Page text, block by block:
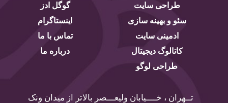
طراحی سایت
سئو و بهینه سازی
ادمینی سایت
کاتالوگ دیجیتال
طراحی لوگو
گوگل ادز
اینستاگرام
تماس با ما
درباره ما
تــهران ، خــــیابان ولیعـــصر بالاتر از میدان ونک